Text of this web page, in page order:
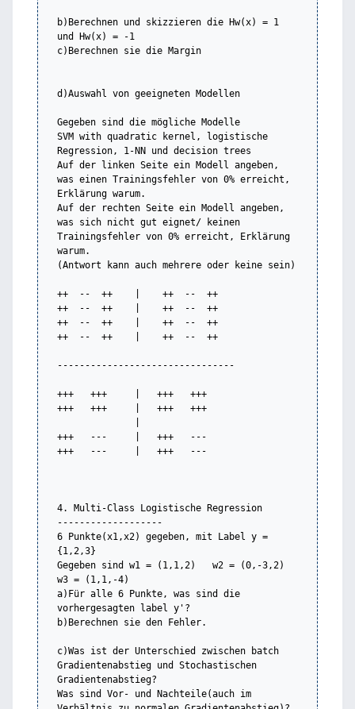
b)Berechnen und skizzieren die Hw(x) = 1
und Hw(x) = -1
c)Berechnen sie die Margin
d)Auswahl von geeigneten Modellen
Gegeben sind die mögliche Modelle
SVM with quadratic kernel, logistische
Regression, 1-NN und decision trees
Auf der linken Seite ein Modell angeben,
was einen Trainingsfehler von 0% erreicht,
Erklärung warum.
Auf der rechten Seite ein Modell angeben,
was sich nicht gut eignet/ keinen
Trainingsfehler von 0% erreicht, Erklärung
warum.
(Antwort kann auch mehrere oder keine sein)
++  --  ++    |    ++  --  ++
++  --  ++    |    ++  --  ++
++  --  ++    |    ++  --  ++
++  --  ++    |    ++  --  ++
--------------------------------
+++   +++     |   +++   +++
+++   +++     |   +++   +++
+++   ---     |   +++   ---
+++   ---     |   +++   ---
4. Multi-Class Logistische Regression
-------------------
6 Punkte(x1,x2) gegeben, mit Label y =
{1,2,3}
Gegeben sind w1 = (1,1,2)   w2 = (0,-3,2)
w3 = (1,1,-4)
a)Für alle 6 Punkte, was sind die
vorhergesagten label y'?
b)Berechnen sie den Fehler.
c)Was ist der Unterschied zwischen batch
Gradientenabstieg und Stochastischen
Gradientenabstieg?
Was sind Vor- und Nachteile(auch im